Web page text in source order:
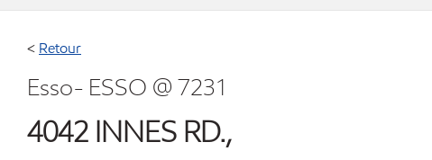
< Retour
Esso- ESSO @ 7231
4042 INNES RD.,